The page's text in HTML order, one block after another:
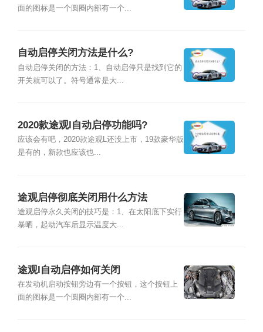
面的图标是一个圆圈内部有一个...
自动启停关闭方法是什么?
自动启停关闭的方法：1、自动启停只是找到它的
开关就可以了。符号通常是大...
2020款途观l自动启停功能吗?
应该会有吧，2020款途观L还没上市，19款豪华版
是有的，新款也应该也...
途观启停彻底关闭用什么方法
途观启停永久关闭的技巧是：1、在太阳底下实行
暴晒，起动汽车后显示温度大...
途观l自动启停如何关闭
在发动机启动按钮旁边有一个按钮，这个按钮上
面的图标是一个圆圈内部有一个...